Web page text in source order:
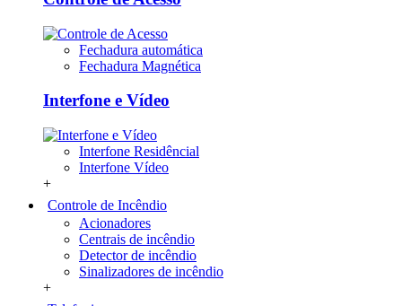
Fechadura automática
Fechadura Magnética
Interfone e Vídeo
Interfone Residêncial
Interfone Vídeo
+
Controle de Incêndio
Acionadores
Centrais de incêndio
Detector de incêndio
Sinalizadores de incêndio
+